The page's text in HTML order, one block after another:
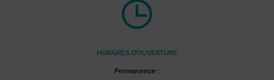
HORAIRES D’OUVERTURE
Permanence :